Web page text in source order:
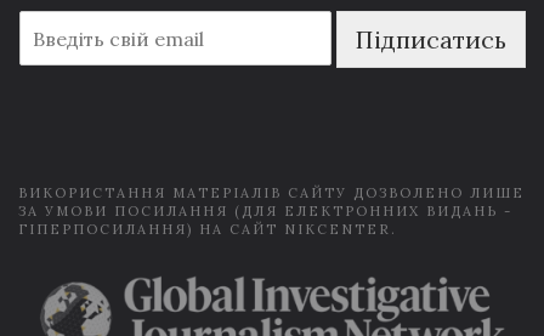
m
a
Підписатись
ВИКОРИСТАННЯ МАТЕРІАЛІВ САЙТУ ДОЗВОЛЕНО ЛИШЕ
ЗА УМОВИ ПОСИЛАННЯ (ДЛЯ ЕЛЕКТРОННИХ ВИДАНЬ -
ГІПЕРПОСИЛАННЯ) НА САЙТ NIKCENTER.